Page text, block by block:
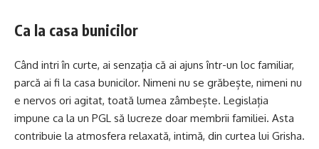
Ca la casa bunicilor
Când intri în curte, ai senzația că ai ajuns într-un loc familiar,
parcă ai fi la casa bunicilor. Nimeni nu se grăbește, nimeni nu
e nervos ori agitat, toată lumea zâmbește. Legislația
impune ca la un PGL să lucreze doar membrii familiei. Asta
contribuie la atmosfera relaxată, intimă, din curtea lui Grisha.